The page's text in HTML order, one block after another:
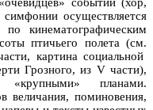
осуществляется
кинематографическим
птичьего полета (см.
картина социальной
Грозного, из V части),
планами.
величания, поминовения,